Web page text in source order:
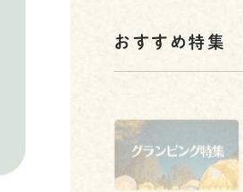
おすすめ特集